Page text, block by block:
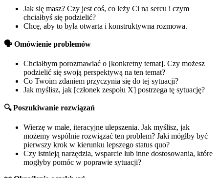
Jak się masz? Czy jest coś, co leży Ci na sercu i czym
chciałbyś się podzielić?
Chcę, aby to była otwarta i konstruktywna rozmowa.
🗣️ Omówienie problemów
Chciałbym porozmawiać o [konkretny temat]. Czy możesz
podzielić się swoją perspektywą na ten temat?
Co Twoim zdaniem przyczynia się do tej sytuacji?
Jak myślisz, jak [członek zespołu X] postrzega tę sytuację?
🔍 Poszukiwanie rozwiązań
Wierzę w małe, iteracyjne ulepszenia. Jak myślisz, jak
możemy wspólnie rozwiązać ten problem? Jaki mógłby być
pierwszy krok w kierunku lepszego status quo?
Czy istnieją narzędzia, wsparcie lub inne dostosowania, które
mogłyby pomóc w poprawie sytuacji?